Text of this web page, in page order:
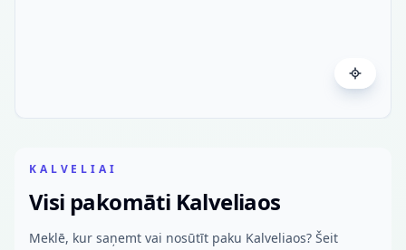
KALVELIAI
Visi pakomāti Kalveliaos
Meklē, kur saņemt vai nosūtīt paku Kalveliaos? Šeit